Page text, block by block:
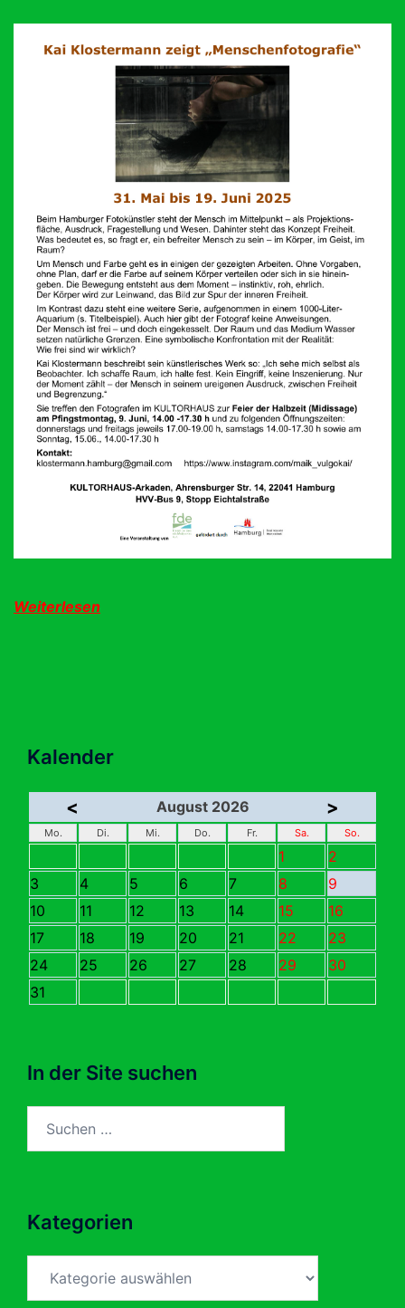
Weiterlesen
Kalender
< August 2026 >
Mo. Di. Mi. Do. Fr. Sa. So.
1
2
3
4 5 6 7 8
9
10
11 12 13 14 15
16
17
18 19 20 21 22
23
24
25 26 27 28 29
30
31
In der Site suchen
nach:
Kategorien